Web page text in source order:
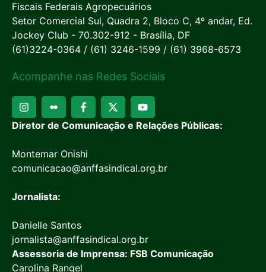
Fiscais Federais Agropecuários
Setor Comercial Sul, Quadra 2, Bloco C, 4º andar, Ed.
Jockey Club - 70.302-912 - Brasília, DF
(61)3224-0364 / (61) 3246-1599 / (61) 3968-6573
Acompanhe nas Redes Sociais
Diretor de Comunicação e Relações Públicas:
Montemar Onishi
comunicacao@anffasindical.org.br
Jornalista:
Danielle Santos
jornalista@anffasindical.org.br
Assessoria de Imprensa: FSB Comunicação
Carolina Rangel